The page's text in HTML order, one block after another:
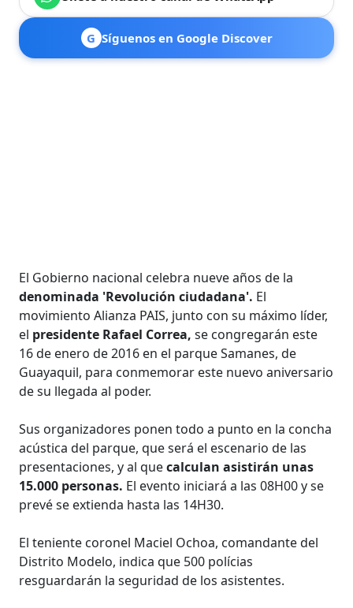
G Síguenos en Google Discover
El Gobierno nacional celebra nueve años de la
denominada 'Revolución ciudadana'. El
movimiento Alianza PAIS, junto con su máximo líder,
el presidente Rafael Correa,se congregarán este
16 de enero de 2016 en el parque Samanes, de
Guayaquil, para conmemorar este nuevo aniversario
de su llegada al poder.
Sus organizadores ponen todo a punto en la concha
acústica del parque, que será el escenario de las
presentaciones, y al quecalculan asistirán unas
15.000 personas. El evento iniciará a las 08H00 y se
prevé se extienda hasta las 14H30.
El teniente coronel Maciel Ochoa, comandante del
Distrito Modelo, indica que 500 polícias
resguardarán la seguridad de los asistentes.